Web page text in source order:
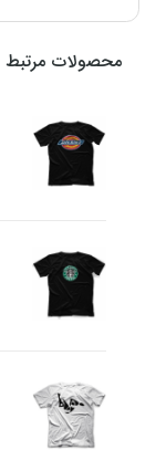
محصولات مرتبط